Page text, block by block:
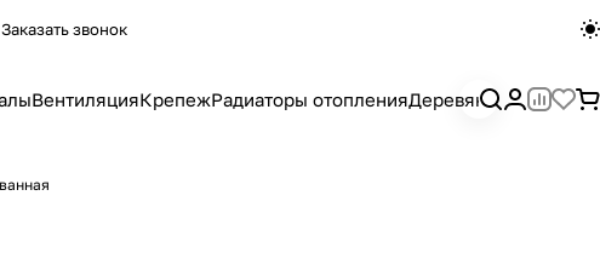
Заказать звонок
ВентиляцияКрепежРадиаторы отопленияДеревянный